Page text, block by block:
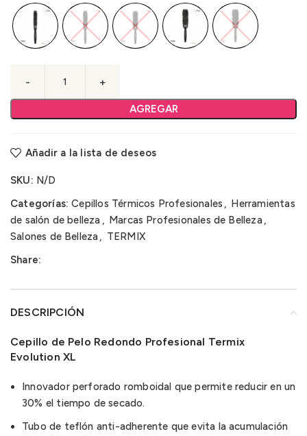
AGREGAR
Añadir a la lista de deseos
SKU: N/D
Categorías: Cepillos Térmicos Profesionales , Herramientas
de salón de belleza , Marcas Profesionales de Belleza,
Salones de Belleza, TERMIX
Share:
DESCRIPCIÓN
Cepillo de Pelo Redondo Profesional Termix
Evolution XL
Innovador perforado romboidal que permite reducir en un
30% el tiempo de secado.
Tubo de teflón anti-adherente que evita la acumulación